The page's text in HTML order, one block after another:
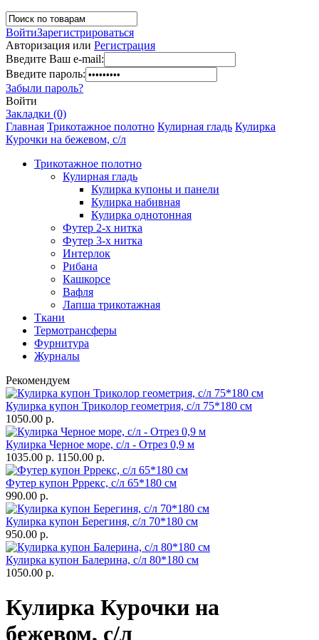
ВойтиЗарегистрироваться
Авторизация или Регистрация
Введите Ваш e-mail:
Введите пароль:
Забыли пароль?
Войти
Закладки (0)
Главная Трикотажное полотно Кулирная гладь Кулирка
Курочки на бежевом, с/л
Трикотажное полотно
Кулирная гладь
Кулирка купоны и панели
Кулирка набивная
Кулирка однотонная
Футер 2-х нитка
Футер 3-х нитка
Интерлок
Рибана
Кашкорсе
Вафля
Лапша трикотажная
Ткани
Термотрансферы
Фурнитура
Журналы
Рекомендуем
Кулирка купон Триколор геометрия, с/л 75*180 см
1050.00 р.
Кулирка Черное море, с/л - Отрез 0,9 м
1035.00 р. 1150.00 р.
Футер купон Рррекс, с/л 65*180 см
990.00 р.
Кулирка купон Берегиня, с/л 70*180 см
950.00 р.
Кулирка купон Балерина, с/л 80*180 см
1050.00 р.
Кулирка Курочки на
бежевом, с/л